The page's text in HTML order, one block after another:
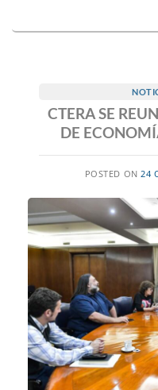
CTERA SE
DE
POSTED ON24